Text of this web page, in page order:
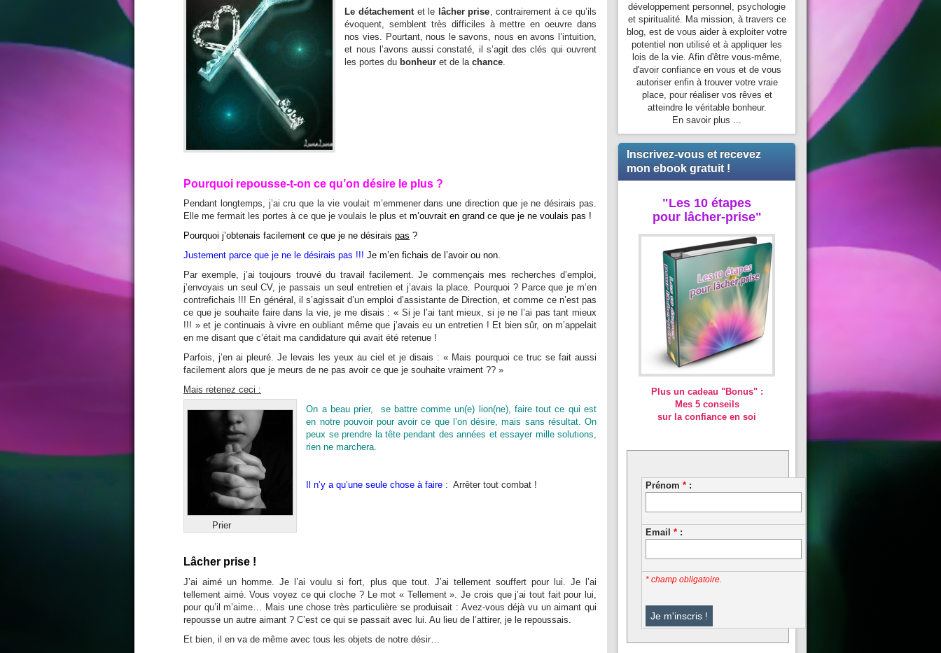
Le détachementet le lâcher prise, contrairement à ce qu’ils
évoquent, semblent très difficiles à mettre en oeuvre dans
nos vies. Pourtant, nous le savons, nous en avons l’intuition,
et nous l’avons aussi constaté, il s’agit des clés qui ouvrent
les portes du bonheur et de lachance.
Pourquoi repousse-t-on ce qu’on désire le plus ?
Pendant longtemps, j’ai cru que la vie voulait m’emmener dans une direction que je ne désirais pas.
Elle me fermait les portes à ce que je voulais le plus et m’ouvrait en grand ce que je ne voulais pas !
Pourquoi j’obtenais facilement ce que je ne désirais pas ?
Justement parce que je ne le désirais pas !!! Je m’en fichais de l’avoir ou non.
Par exemple, j’ai toujours trouvé du travail facilement. Je commençais mes recherches d’emploi,
j’envoyais un seul CV, je passais un seul entretien et j’avais la place. Pourquoi ? Parce que je m’en
contrefichais !!! En général, il s’agissait d’un emploi d’assistante de Direction, et comme ce n’est pas
ce que je souhaite faire dans la vie, je me disais : « Si je l’ai tant mieux, si je ne l’ai pas tant mieux
!!! » et je continuais à vivre en oubliant même que j’avais eu un entretien ! Et bien sûr, on m’appelait
en me disant que c’était ma candidature qui avait été retenue !
Parfois, j’en ai pleuré. Je levais les yeux au ciel et je disais : « Mais pourquoi ce truc se fait aussi
facilement alors que je meurs de ne pas avoir ce que je souhaite vraiment ?? »
Mais retenez ceci :
Prier
On a beau prier, se battre comme un(e) lion(ne), faire tout ce qui est
en notre pouvoir pour avoir ce que l’on désire, mais sans résultat. On
peux se prendre la tête pendant des années et essayer mille solutions,
rien ne marchera.
Il n’y a qu’une seule chose à faire : Arrêter tout combat !
Lâcher prise !
J’ai aimé un homme. Je l’ai voulu si fort, plus que tout. J’ai tellement souffert pour lui. Je l’ai
tellement aimé. Vous voyez ce qui cloche ? Le mot « Tellement ». Je crois que j’ai tout fait pour lui,
pour qu’il m’aime… Mais une chose très particulière se produisait : Avez-vous déjà vu un aimant qui
repousse un autre aimant ? C’est ce qui se passait avec lui. Au lieu de l’attirer, je le repoussais.
Et bien, il en va de même avec tous les objets de notre désir…
développement personnel, psychologie
et spiritualité. Ma mission, à travers ce
blog, est de vous aider à exploiter votre
potentiel non utilisé et à appliquer les
lois de la vie. Afin d'être vous-même,
d'avoir confiance en vous et de vous
autoriser enfin à trouver votre vraie
place, pour réaliser vos rêves et
atteindre le véritable bonheur.
En savoir plus ...
Inscrivez-vous et recevez
mon ebook gratuit !
"Les 10 étapes
pour lâcher-prise"
Plus un cadeau "Bonus" :
Mes 5 conseils
sur la confiance en soi
Prénom * :
Email * :
* champ obligatoire.